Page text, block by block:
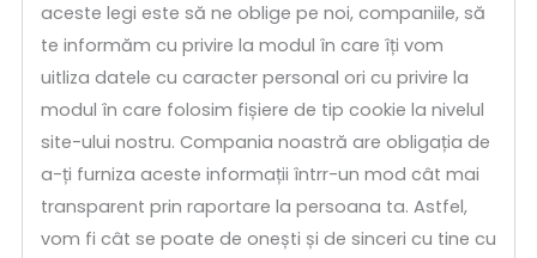
aceste legi este să ne oblige pe noi, companiile, să
te informăm cu privire la modul în care îți vom
uitliza datele cu caracter personal ori cu privire la
modul în care folosim fișiere de tip cookie la nivelul
site-ului nostru. Compania noastră are obligația de
a-ți furniza aceste informații întrr-un mod cât mai
transparent prin raportare la persoana ta. Astfel,
vom fi cât se poate de onești și de sinceri cu tine cu